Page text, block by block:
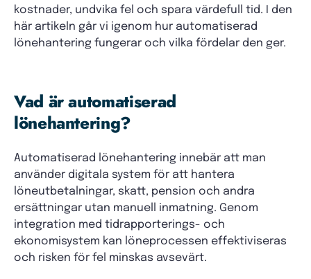
kostnader, undvika fel och spara värdefull tid. I den
här artikeln går vi igenom hur automatiserad
lönehantering fungerar och vilka fördelar den ger.
Vad är automatiserad
lönehantering?
Automatiserad lönehantering innebär att man
använder digitala system för att hantera
löneutbetalningar, skatt, pension och andra
ersättningar utan manuell inmatning. Genom
integration med tidrapporterings- och
ekonomisystem kan löneprocessen effektiviseras
och risken för fel minskas avsevärt.